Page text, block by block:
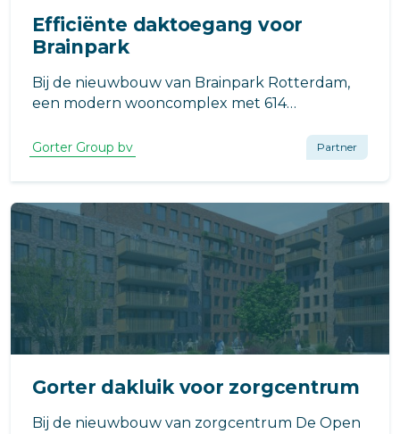
Efficiënte daktoegang voor
Brainpark
Bij de nieuwbouw van Brainpark Rotterdam,
een modern wooncomplex met 614
een cruciale rol. Het project, ontworpen door
Kraaijvanger en ontwikkeld door Greystar,
wordt gerealiseerd door Waal Bouw
Vlaardingen.
Gorter Group bv Partner
Gorter dakluik voor zorgcentrum
Bij de nieuwbouw van zorgcentrum De Open